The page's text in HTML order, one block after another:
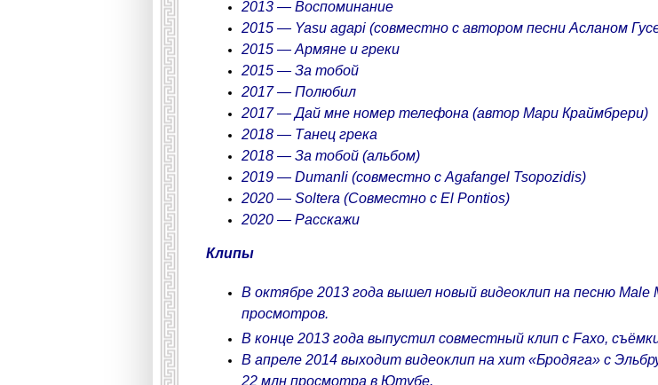
2013 — Воспоминание
2015 — Yasu agapi (совместно с автором песни Асланом
2015 — Армяне и греки
2015 — За тобой
2017 — Полюбил
2017 — Дай мне номер телефона (автор Мари Краймбрери)
2018 — Танец грека
2018 — За тобой (альбом)
2019 — Dumanli (совместно с Agafangel Tsopozidis)
2020 — Soltera (Совместно с El Pontios)
2020 — Расскажи
Клипы
В октябре 2013 года вышел новый видеоклип на песню
просмотров.
В конце 2013 года выпустил совместный клип с Faxo,
В апреле 2014 выходит видеоклип на хит «Бродяга» с
22 млн просмотра в Ютубе.